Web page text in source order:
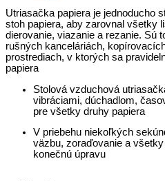
Utriasačka papiera je jednoducho
stoh papiera, aby zarovnal všetky
dierovanie, viazanie a rezanie. Sú
rušných kanceláriách,
prostrediach, v ktorých sa
papiera
Stolová vzduchová
vibráciami, dúchadlom,
pre všetky druhy papiera
V priebehu niekoľkých
väzbu, zoraďovanie a
konečnú úpravu